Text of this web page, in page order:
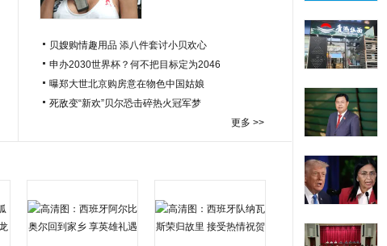
贝嫂购情趣用品 添八件套讨小贝欢心
申办2030世界杯？何不把目标定为2046
曝郑大世北京购房意在物色中国姑娘
死敌变“新欢”贝尔恐击碎热火冠军梦
更多 >>